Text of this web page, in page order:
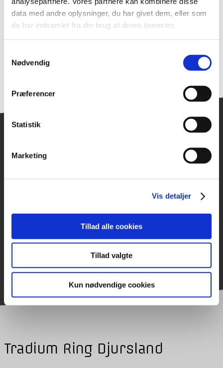
data med andre oplysninger, du har givet dem, eller som
de har indsamlet fra din brug af deres tjenester.
Nødvendig
Præferencer
Statistik
Marketing
Vis detaljer
Tillad alle cookies
Tillad valgte
Kun nødvendige cookies
Tradium Ring Djursland